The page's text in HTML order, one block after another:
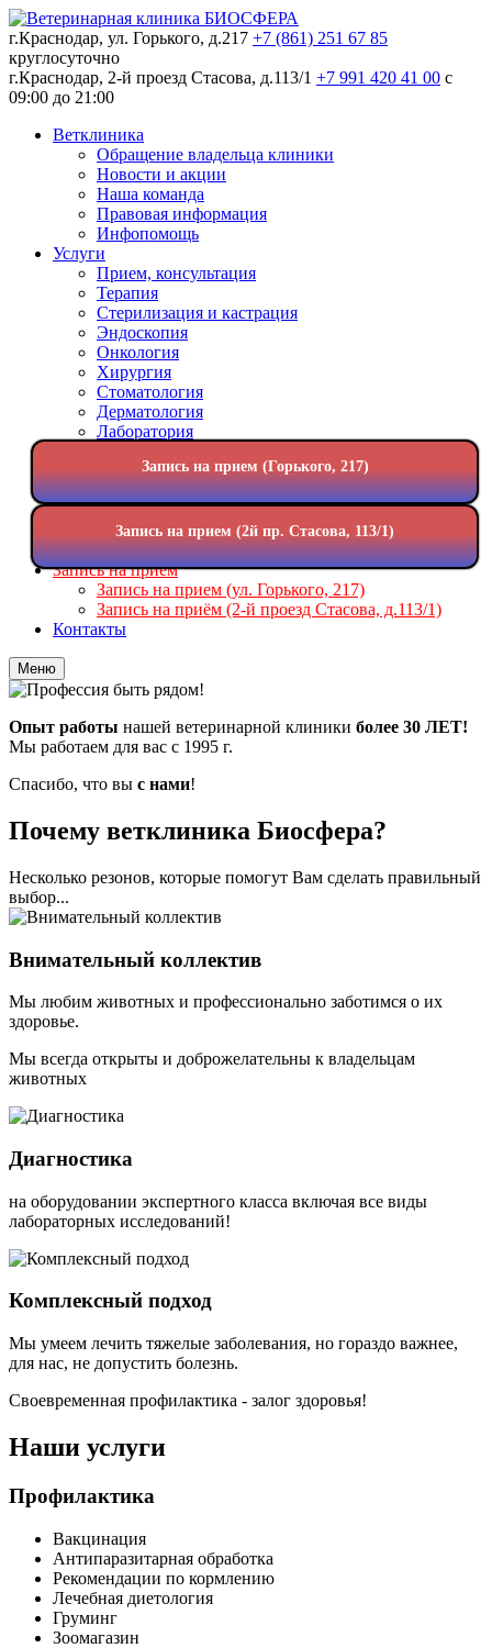
Запись на прием (Горького, 217)
Запись на прием (2й пр. Стасова, 113/1)
г.Краснодар, ул. Горького, д.217 +7 (861) 251 67 85
круглосуточно
г.Краснодар, 2-й проезд Стасова, д.113/1 +7 991 420 41 00 c
09:00 до 21:00
Ветклиника
Обращение владельца клиники
Новости и акции
Наша команда
Правовая информация
Инфопомощь
Услуги
Прием, консультация
Терапия
Стерилизация и кастрация
Эндоскопия
Онкология
Хирургия
Стоматология
Дерматология
Лаборатория
УЗИ
Вакцинация
Чипирование
Зоомагазин
Груминг
Запись на приём
Запись на прием (ул. Горького, 217)
Запись на приём (2-й проезд Стасова, д.113/1)
Контакты
Меню
Опыт работы нашей ветеринарной клиники более 30 ЛЕТ!
Мы работаем для вас с 1995 г.
Спасибо, что вы с нами!
Почему ветклиника Биосфера?
Несколько резонов, которые помогут Вам сделать правильный
выбор...
Внимательный коллектив
Мы любим животных и профессионально заботимся о их
здоровье.
Мы всегда открыты и доброжелательны к владельцам
животных
Диагностика
на оборудовании экспертного класса включая все виды
лабораторных исследований!
Комплексный подход
Мы умеем лечить тяжелые заболевания, но гораздо важнее,
для нас, не допустить болезнь.
Своевременная профилактика - залог здоровья!
Наши услуги
Профилактика
Вакцинация
Антипаразитарная обработка
Рекомендации по кормлению
Лечебная диетология
Груминг
Зоомагазин